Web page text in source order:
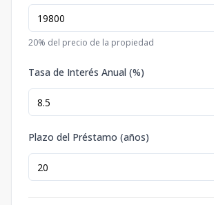
20% del precio de la propiedad
Tasa de Interés Anual (%)
Plazo del Préstamo (años)